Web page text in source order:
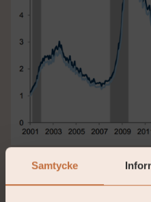
Samtycke
Källa: Goldman Sachs